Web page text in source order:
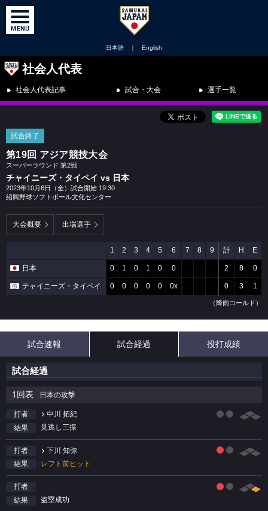
日本語 ｜ English
社会人代表
社会人代表記事 試合・大会 選手一覧
試合終了
第19回 アジア競技大会
スーパーラウンド 第2戦
チャイニーズ・タイペイ vs 日本
2023年10月6日（金）試合開始 19:30
紹興野球ソフトボール文化センター
大会概要 出場選手
1 2 3 4 5 6 7 8 9 計 H E
日本 0 1 0 1 0 0 2 8 0
チャイニーズ・タイペイ 0 0 0 0 0 0x 0 3 1
（降雨コールド）
試合速報 試合経過 投打成績
試合経過
1回表 日本の攻撃
打者
中川 拓紀
結果
見逃し三振
打者
下川 知弥
結果
レフト前ヒット
打者
結果
盗塁成功